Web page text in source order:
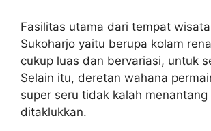
Fasilitas utama dari tempat
Sukoharjo yaitu berupa kolam
cukup luas dan bervariasi, untuk
Selain itu, deretan wahana
super seru tidak kalah menantang
ditaklukkan.